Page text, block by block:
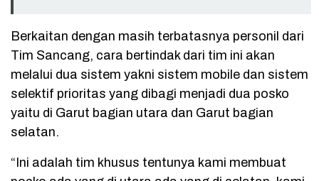
Berkaitan dengan masih terbatasnya personil dari
Tim Sancang, cara bertindak dari tim ini akan
melalui dua sistem yakni sistem mobile dan sistem
selektif prioritas yang dibagi menjadi dua posko
yaitu di Garut bagian utara dan Garut bagian
selatan.
“Ini adalah tim khusus tentunya kami membuat